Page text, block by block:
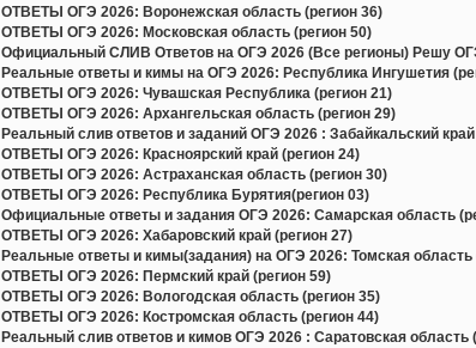
ОТВЕТЫ ОГЭ 2026: Воронежская область (регион 36)
ОТВЕТЫ ОГЭ 2026: Московская область (регион 50)
Официальный СЛИВ Ответов на ОГЭ 2026 (Все регионы) Решу
Реальные ответы и кимы на ОГЭ 2026: Республика Ингушетия
ОТВЕТЫ ОГЭ 2026: Чувашская Республика (регион 21)
ОТВЕТЫ ОГЭ 2026: Архангельская область (регион 29)
Реальный слив ответов и заданий ОГЭ 2026 : Забайкальский край
ОТВЕТЫ ОГЭ 2026: Красноярский край (регион 24)
ОТВЕТЫ ОГЭ 2026: Астраханская область (регион 30)
ОТВЕТЫ ОГЭ 2026: Республика Бурятия(регион 03)
Официальные ответы и задания ОГЭ 2026: Самарская область
ОТВЕТЫ ОГЭ 2026: Хабаровский край (регион 27)
Реальные ответы и кимы(задания) на ОГЭ 2026: Томская область
ОТВЕТЫ ОГЭ 2026: Пермский край (регион 59)
ОТВЕТЫ ОГЭ 2026: Вологодская область (регион 35)
ОТВЕТЫ ОГЭ 2026: Костромская область (регион 44)
Реальный слив ответов и кимов ОГЭ 2026 : Саратовская область